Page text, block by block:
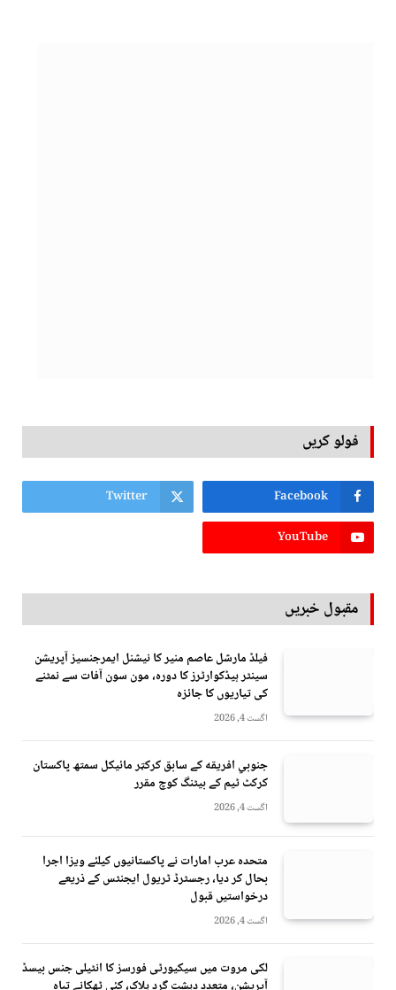
فولو کریں
Facebook
Twitter
YouTube
مقبول خبریں
فیلڈ مارشل عاصم منیر کا نیشنل ایمرجنسیز آپریشن
سینٹر ہیڈکوارٹرز کا دورہ، مون سون آفات سے نمٹنے
کی تیاریوں کا جائزہ
اگست 4, 2026
جنوبي افريقه کے سابق کرکټر مائیکل سمتھ پاکستان
کرکٹ ٹیم کے بیٹنگ کوچ مقرر
اگست 4, 2026
متحدہ عرب امارات نے پاکستانیوں کیلئے ویزا اجرا
بحال کر دیا، رجسٹرڈ ٹریول ایجنٹس کے ذریعے
درخواستیں قبول
اگست 4, 2026
لکی مروت میں سیکیورٹی فورسز کا انٹیلی جنس بیسڈ